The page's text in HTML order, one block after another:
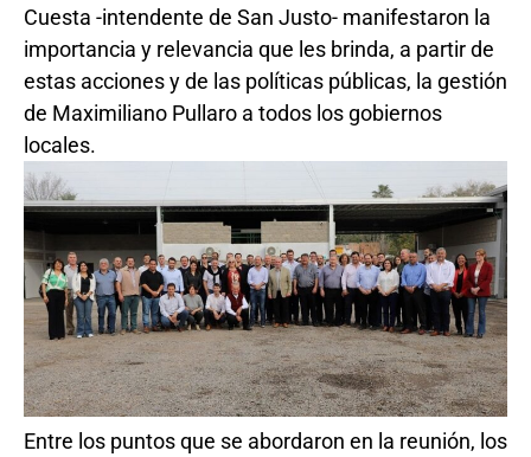
Cuesta -intendente de San Justo- manifestaron la
importancia y relevancia que les brinda, a partir de
estas acciones y de las políticas públicas, la gestión
de Maximiliano Pullaro a todos los gobiernos
locales.
Entre los puntos que se abordaron en la reunión, los